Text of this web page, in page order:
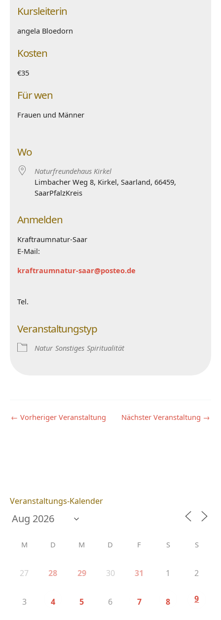
Kursleiterin
angela Bloedorn
Kosten
€35
Für wen
Frauen und Männer
Wo
Naturfreundehaus Kirkel
Limbacher Weg 8, Kirkel, Saarland, 66459,
SaarPfalzKreis
Anmelden
Kraftraumnatur-Saar
E-Mail:
kraftraumnatur-saar@posteo.de
Tel.
Veranstaltungstyp
Natur Sonstiges Spiritualität
← Vorheriger Veranstaltung Nächster Veranstaltung →
Veranstaltungs-Kalender
M D M D F S S
27 28 29 30 31 1 2
3 4 5 6 7 8 9